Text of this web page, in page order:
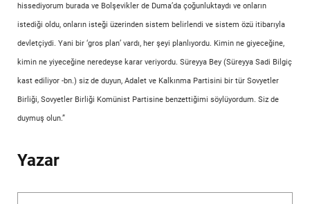
hissediyorum burada ve Bolşevikler de Duma’da çoğunluktaydı ve onların
istediği oldu, onların isteği üzerinden sistem belirlendi ve sistem özü itibarıyla
devletçiydi. Yani bir ‘gros plan’ vardı, her şeyi planlıyordu. Kimin ne giyeceğine,
kimin ne yiyeceğine neredeyse karar veriyordu. Süreyya Bey (Süreyya Sadi Bilgiç
kast ediliyor -bn.) siz de duyun, Adalet ve Kalkınma Partisini bir tür Sovyetler
Birliği, Sovyetler Birliği Komünist Partisine benzettiğimi söylüyordum. Siz de
duymuş olun.”
Yazar